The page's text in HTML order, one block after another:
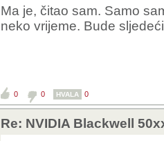
Ma je, čitao sam. Samo
neko vrijeme. Bude
0 0 HVALA 0
Re: NVIDIA Blackwell